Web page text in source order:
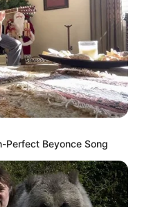
DE USAQUÉN
DE ENGATIVÁ
Perfect Beyonce Song